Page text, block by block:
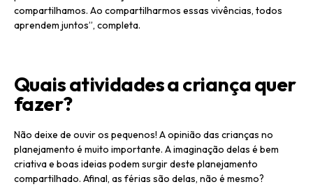
compartilhamos. Ao compartilharmos essas vivências, todos
aprendem juntos”, completa.
Quais atividades a criança quer
fazer?
Não deixe de ouvir os pequenos! A opinião das crianças no
planejamento é muito importante. A imaginação delas é bem
criativa e boas ideias podem surgir deste planejamento
compartilhado. Afinal, as férias são delas, não é mesmo?